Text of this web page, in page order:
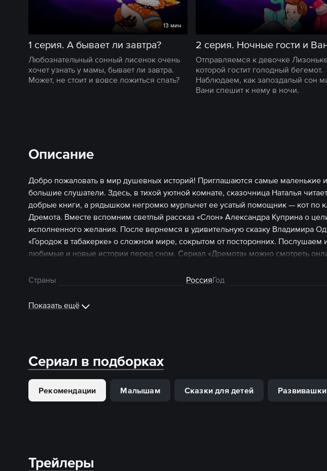
13 мин
1 серия. А бывает ли завтра?
Любознательный сонный лисенок очень
хочет узнать у мамы, бывает ли завтра.
Может, не стоит и вовсе ложиться спать?
Отправляемся к девочке
которой гостит голодный бегемот.
Наблюдаем, как запоздалый сон
Вани спешит к нему в ночи.
Описание
Добро пожаловать в мир душевных историй! Приглашаются самые маленькие
большие слушатели. Здесь, в тихой уютной комнате, сказочница Наталья
добрые книги, а рядышком негромко мурлычет ее усатый помощник — кот по
Дремота. Вместе вспомним светлый рассказ «Слон» Александра Куприна о
исполненного желания. После вернемся в удивительную сказку Владимира
«Городок в табакерке» о сложном мире, сокрытом от посторонних. Послушаем
любимые и новые истории перед сном. Сериал «Дремота» можно смотреть
Страны РоссияГод
Показать ещё
Сериал в подборках
Рекомендации Малышам Сказки для детей Развивашки
Трейлеры